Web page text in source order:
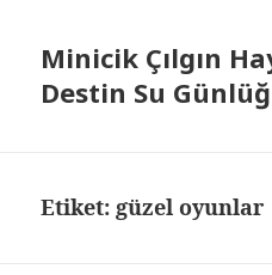
Minicik Çılgın
Destin Su
Etiket: güzel oyunlar